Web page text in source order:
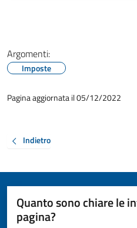
Argomenti:
Imposte
Pagina aggiornata il 05/12/2022
Indietro
Quanto sono chiare le
pagina?